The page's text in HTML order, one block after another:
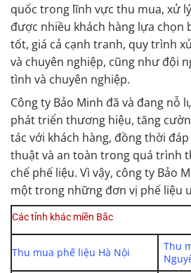
quốc trong lĩnh vực thu mua, xử
được nhiều khách hàng lựa chọn
tốt, giá cả cạnh tranh, quy trình
và chuyên nghiệp, cũng như đội
tình và chuyên nghiệp.
Công ty Bảo Minh đã và đang nỗ
phát triển thương hiệu, tăng
tác với khách hàng, đồng thời
thuật và an toàn trong quá trình
chế phế liệu. Vì vậy, công ty Bảo
một trong những đơn vị phế liệu
Các tỉnh khác miền Bắc
Thu mua phế liệu Hà Nội
Thu